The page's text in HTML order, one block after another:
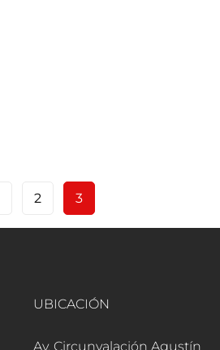
2 3
UBICACIÓN
Av. Circunvalación Agustín